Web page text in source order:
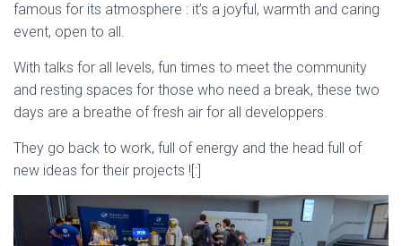
famous for its atmosphere : it’s a joyful, warmth and caring
event, open to all.
With talks for all levels, fun times to meet the community
and resting spaces for those who need a break, these two
days are a breathe of fresh air for all developpers.
They go back to work, full of energy and the head full of
new ideas for their projects ![:]